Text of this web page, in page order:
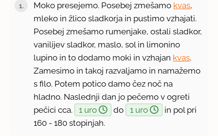
Moko presejemo. Posebej zmešamo kvas,
mleko in žlico sladkorja in pustimo vzhajati.
Posebej zmešamo rumenjake, ostali sladkor,
vanilijev sladkor, maslo, sol in limonino
lupino in to dodamo moki in vzhajan kvas.
Zamesimo in takoj razvaljamo in namažemo
s filo. Potem potico damo čez noč na
hladno. Naslednji dan jo pečemo v ogreti
pečici cca.
1 uro do 1 uro
in pol pri
160 - 180 stopinjah.